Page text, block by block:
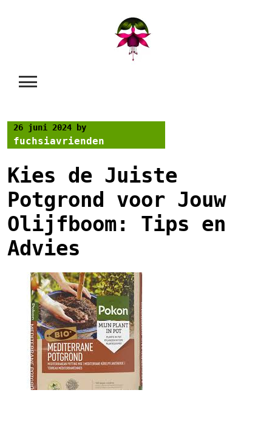
26 juni 2024 by
fuchsiavrienden
Kies de Juiste
Potgrond voor Jouw
Olijfboom: Tips en
Advies